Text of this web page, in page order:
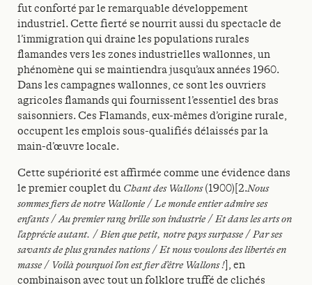
fut conforté par le remarquable développement
industriel. Cette fierté se nourrit aussi du spectacle de
l’immigration qui draine les populations rurales
flamandes vers les zones industrielles wallonnes, un
phénomène qui se maintiendra jusqu’aux années 1960.
Dans les campagnes wallonnes, ce sont les ouvriers
agricoles flamands qui fournissent l’essentiel des bras
saisonniers. Ces Flamands, eux-mêmes d’origine rurale,
occupent les emplois sous-qualifiés délaissés par la
main-d’œuvre locale.
Cette supériorité est affirmée comme une évidence dans
le premier couplet du Chant des Wallons(1900)[2.Nous
sommes fiers de notre Wallonie /Le monde entier admire ses
enfants/Au premier rang brille son industrie /Et dans les arts on
l’apprécie autant. /Bien que petit, notre pays surpasse /Par ses
savants de plus grandes nations/Et nous voulons des libertés en
masse / Voilà pourquoi l’on est fier d’être Wallons !], en
combinaison avec tout un folklore truffé de clichés